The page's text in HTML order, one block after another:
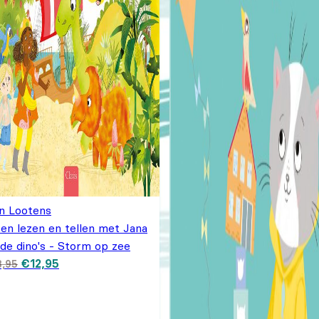
Lootens
lezen en tellen met Jana
dino's - Storm op zee
Oorspronkelijke prijs
was: €18,95.
€12,95
€12,95.